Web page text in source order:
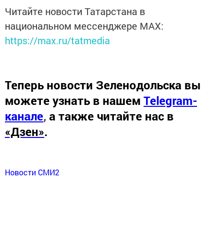
Читайте новости Татарстана в
национальном мессенджере MАХ:
https://max.ru/tatmedia
Теперь новости Зеленодольска вы
можете узнать в нашем Telegram-
канале, а также читайте нас в
«Дзен».
Новости СМИ2